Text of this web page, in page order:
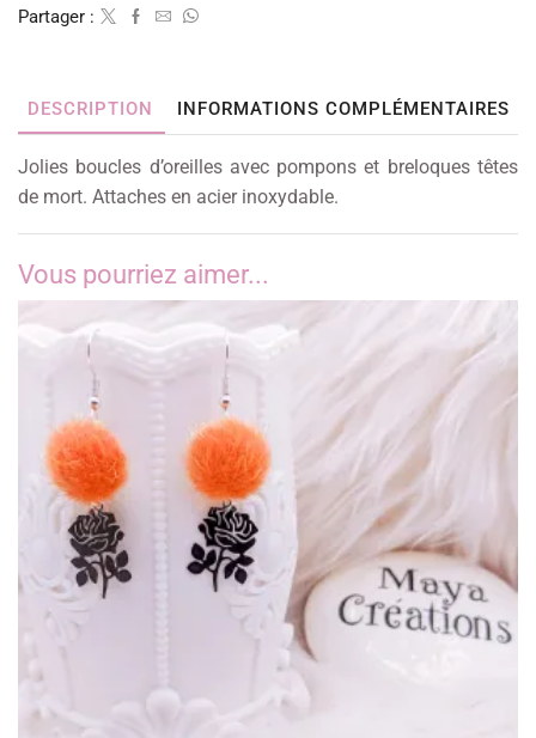
Partager :
DESCRIPTION INFORMATIONS COMPLÉMENTAIRES
Jolies boucles d’oreilles avec pompons et breloques têtes
de mort. Attaches en acier inoxydable.
Vous pourriez aimer...